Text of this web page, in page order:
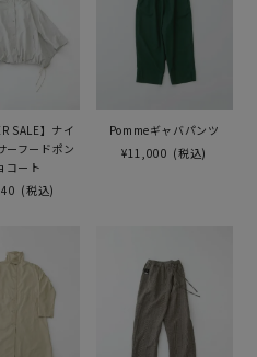
SALE】ナイ
ーフードポン
コート
(税込)
Pommeギャバパンツ
¥11,000 (税込)